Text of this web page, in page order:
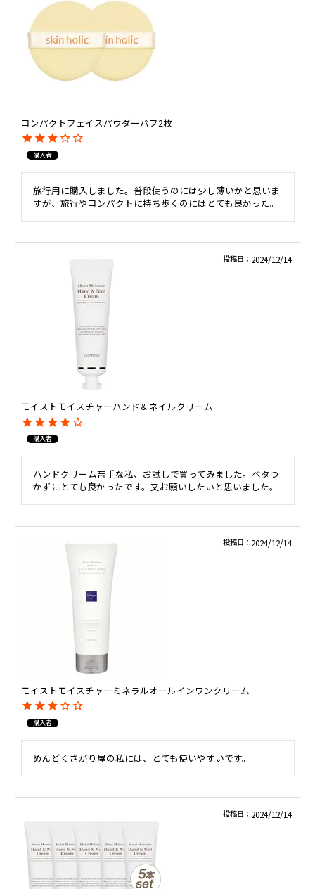
コンパクトフェイスパウダーパフ2枚
購入者
旅行用に購入しました。普段使うのには少し薄いかと思いま
すが、旅行やコンパクトに持ち歩くのにはとても良かった。
モイストモイスチャーハンド＆ネイルクリーム
購入者
投稿日 2024/12/14
ハンドクリーム苦手な私、お試しで買ってみました。ベタつ
かずにとても良かったです。又お願いしたいと思いました。
モイストモイスチャーミネラルオールインワンクリーム
購入者
投稿日 2024/12/14
めんどくさがり屋の私には、とても使いやすいです。
投稿日 2024/12/14